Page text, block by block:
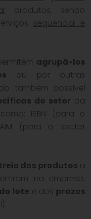
produtos, sendo
sequencial e
agrupá-los
ou por outras
também possível
do setor da
ISBN (para o
(para o sector
dos produtos a
na empresa,
lote e dos prazos